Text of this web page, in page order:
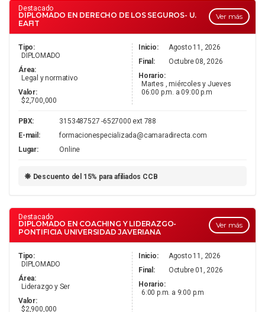
Ver más
Destacado
DIPLOMADO EN DERECHO DE LOS SEGUROS- U.
EAFIT
Tipo:
DIPLOMADO
Área:
Legal y normativo
Valor:
$2,700,000
Inicio:
Agosto 11, 2026
Final:
Octubre 08, 2026
Horario:
Martes , miércoles y Jueves
06:00 p.m. a 09:00 p.m
PBX:
3153487527 -6527000 ext 788
E-mail:
formacionespecializada@camaradirecta.com
Lugar:
Online
Descuento del 15% para afiliados CCB
Ver más
Destacado
DIPLOMADO EN COACHING Y LIDERAZGO-
PONTIFICIA UNIVERSIDAD JAVERIANA
Tipo:
DIPLOMADO
Área:
Liderazgo y Ser
Valor:
$2,900,000
Inicio:
Agosto 11, 2026
Final:
Octubre 01, 2026
Horario:
6:00 p.m. a 9:00 p.m